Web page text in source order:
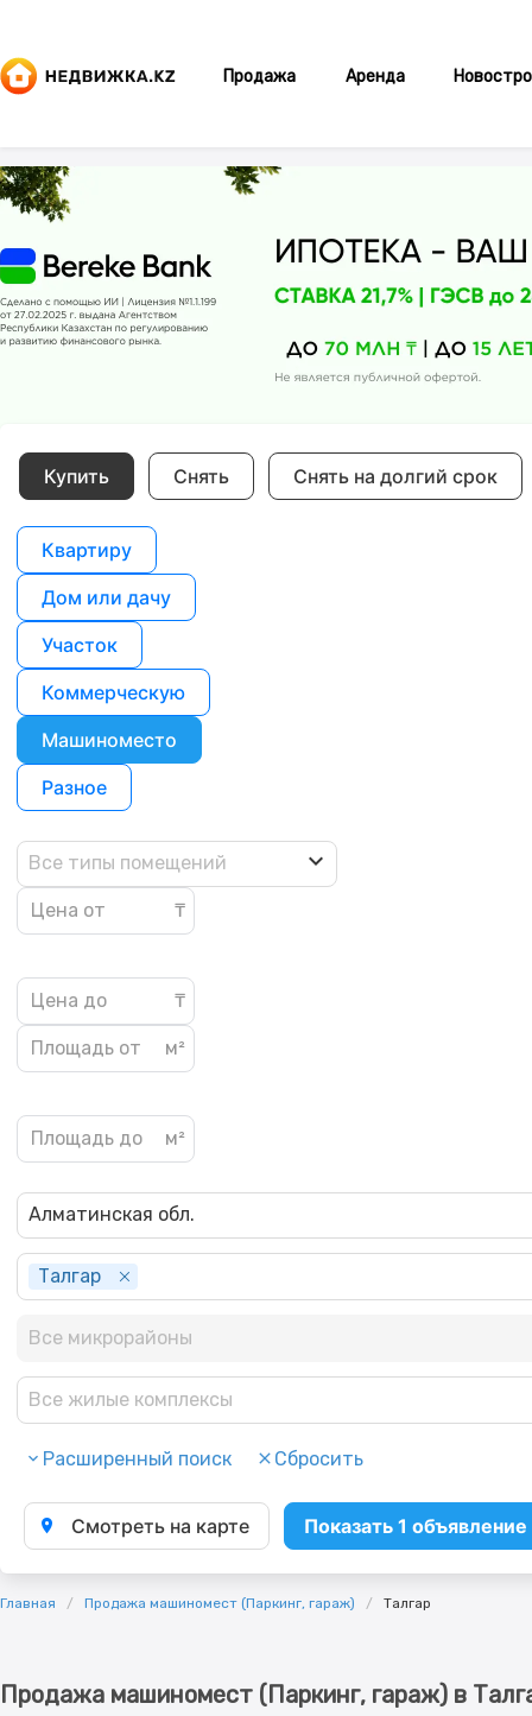
Продажа Аренда
Купить Снять Снять на долгий срок
Квартиру
Дом или дачу
Участок
Коммерческую
Машиноместо
Разное
Все типы помещений
Алматинская обл.
Талгар
Все микрорайоны
Все жилые комплексы
Расширенный поиск Сбросить
Смотреть на карте Показать 1 объявление
Главная Продажа машиномест (Паркинг, гараж) Талгар
Продажа машиномест (Паркинг, гараж) в